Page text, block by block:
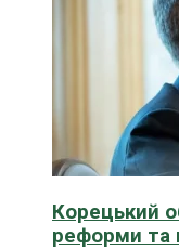
Корецький
реформи та